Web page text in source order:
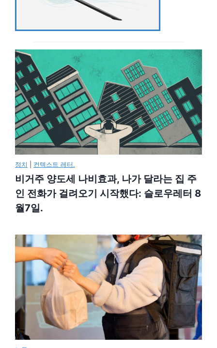
정치 컨텍스트 레터.
비거주 양도세 나비효과, 나가 달라는 집 주
인 전화가 걸려오기 시작했다: 슬로우레터 8
월7일.